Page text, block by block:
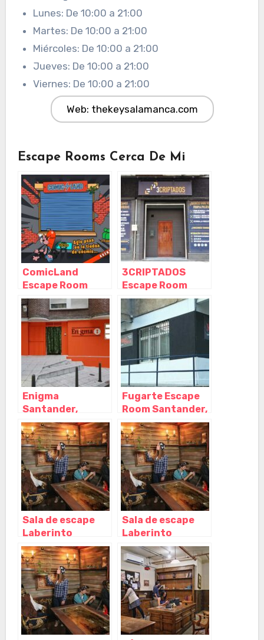
Lunes: De 10:00 a 21:00
Martes: De 10:00 a 21:00
Miércoles: De 10:00 a 21:00
Jueves: De 10:00 a 21:00
Viernes: De 10:00 a 21:00
Web: thekeysalamanca.com
Escape Rooms Cerca De Mi
ComicLand
Escape Room
Santander,
Santander –
Cantabria
3CRIPTADOS
Escape Room
Santander,
Santander –
Cantabria
Enigma
Santander,
Santander –
Cantabria
Fugarte Escape
Room Santander,
Santander –
Cantabria
Sala de escape
Laberinto
Santander,
Santander –
Cantabria
Sala de escape
Laberinto
Santander,
Santander –
Cantabria